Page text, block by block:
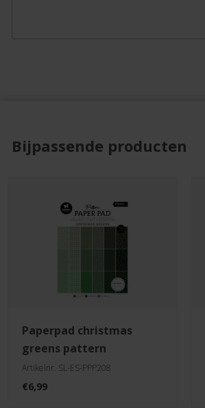
Bijpassende producten
paperpad christmas
greens pattern
Artikelnr. SL-ES-PPP208
€6,99